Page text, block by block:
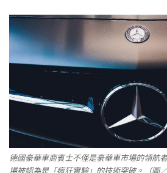
德國豪華車商賓士不僅是豪華車市場的領航
場被認為是「瘋狂實驗」的技術突破。（圖／